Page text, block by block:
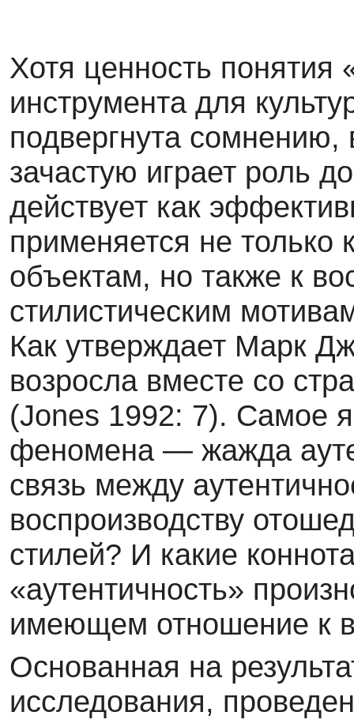
Хотя ценность понятия
инструмента для
подвергнута сомнению,
зачастую играет роль
действует как
применяется не
объектам, но также к
стилистическим
Как утверждает Марк
возросла вместе со
(Jones 1992: 7). Самое
феномена — жажда
связь меж­ду
воспроизводству
стилей? И какие
«аутен­тичность»
имеющем отношение к
Основанная на
исследования,